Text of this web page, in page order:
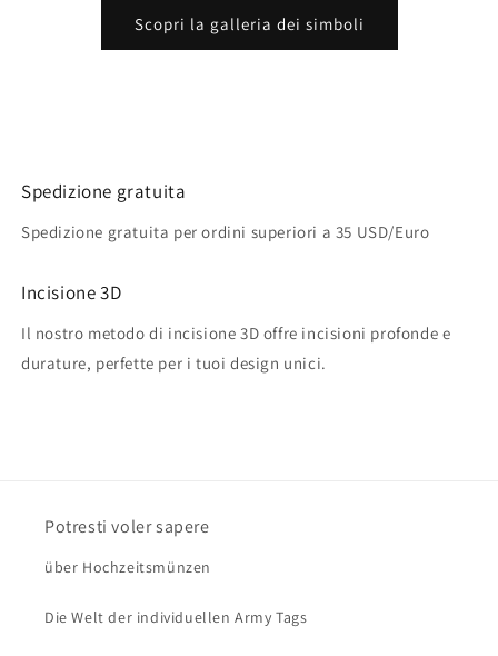
Scopri la galleria dei simboli
Spedizione gratuita
Spedizione gratuita per ordini superiori a 35 USD/Euro
Incisione 3D
Il nostro metodo di incisione 3D offre incisioni profonde e
durature, perfette per i tuoi design unici.
Potresti voler sapere
über Hochzeitsmünzen
Die Welt der individuellen Army Tags